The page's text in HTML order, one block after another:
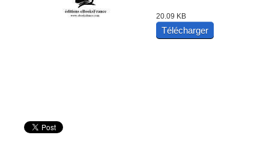
20.09 KB
Télécharger